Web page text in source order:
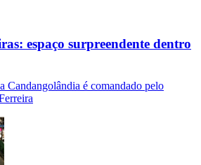
espaço surpreendente dentro
Candangolândia é comandado pelo